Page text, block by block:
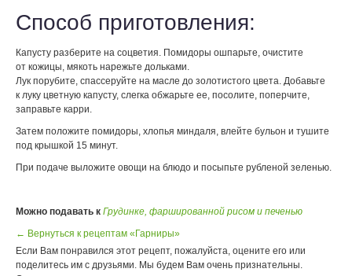
Способ приготовления:
Капусту разберите на соцветия. Помидоры ошпарьте, очистите
от кожицы, мякоть нарежьте дольками.
Лук порубите, спассеруйте на масле до золотистого цвета. Добавьте
к луку цветную капусту, слегка обжарьте ее, посолите, поперчите,
заправьте карри.
Затем положите помидоры, хлопья миндаля, влейте бульон и тушите
под крышкой 15 минут.
При подаче выложите овощи на блюдо и посыпьте рубленой зеленью.
Можно подавать к Грудинке, фаршированной рисом и печенью
← Вернуться к рецептам «Гарниры»
Если Вам понравился этот рецепт, пожалуйста, оцените его или
поделитесь им с друзьями. Мы будем Вам очень признательны.